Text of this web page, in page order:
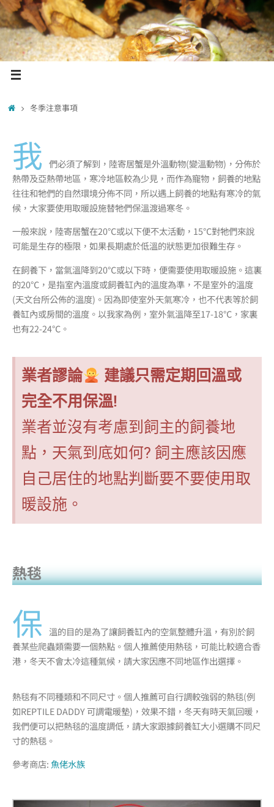
冬季注意事項
我 們必須了解到，陸寄居蟹是外溫動物(變溫動物)，分佈於
熱帶及亞熱帶地區，寒冷地區較為少見，而作為寵物，飼養的地點
往往和牠們的自然環境分佈不同，所以遇上飼養的地點有寒冷的氣
候，大家要使用取暖設施替牠們保溫渡過寒冬。
一般來說，陸寄居蟹在20℃或以下便不太活動，15℃對牠們來說
可能是生存的極限，如果長期處於低溫的狀態更加很難生存。
在飼養下，當氣溫降到20℃或以下時，便需要使用取暖設施。這裏
的20℃，是指室內溫度或飼養缸內的溫度為準，不是室外的溫度
(天文台所公佈的溫度)。因為即使室外天氣寒冷，也不代表等於飼
養缸內或房間的溫度。以我家為例，室外氣溫降至17-18℃，家裏
也有22-24℃。
業者謬論
建議只需定期回溫或
完全不用保溫!
業者並沒有考慮到飼主的飼養地
點，天氣到底如何? 飼主應該因應
自己居住的地點判斷要不要使用取
暖設施。
熱毯
保 溫的目的是為了讓飼養缸內的空氣整體升溫，有別於飼
養某些爬蟲類需要一個熱點。個人推薦使用熱毯，可能比較適合香
港，冬天不會太冷這種氣候，請大家因應不同地區作出選擇。
熱毯有不同種類和不同尺寸。個人推薦可自行調較強弱的熱毯(例
如REPTILE DADDY 可調電暖墊)，效果不錯，冬天有時天氣回暖，
我們便可以把熱毯的溫度調低，請大家跟據飼養缸大小選購不同尺
寸的熱毯。
參考商店:魚佬水族